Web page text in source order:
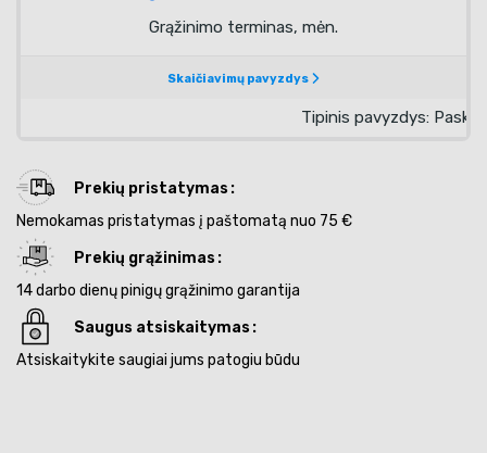
Prekių pristatymas
Nemokamas pristatymas į paštomatą nuo 75 €
Prekių grąžinimas
14 darbo dienų pinigų grąžinimo garantija
Saugus atsiskaitymas
Atsiskaitykite saugiai jums patogiu būdu